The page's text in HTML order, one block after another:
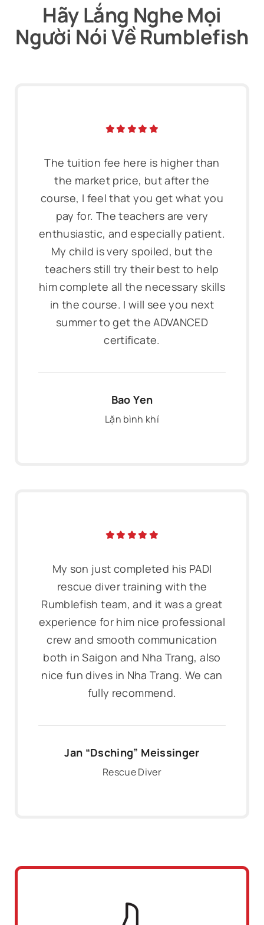
Hãy Lắng Nghe Mọi
Người Nói Về Rumblefish
The tuition fee here is higher than
the market price, but after the
course, I feel that you get what you
pay for. The teachers are very
enthusiastic, and especially patient.
My child is very spoiled, but the
teachers still try their best to help
him complete all the necessary skills
in the course. I will see you next
summer to get the ADVANCED
certificate.
Bao Yen
Lặn bình khí
My son just completed his PADI
rescue diver training with the
Rumblefish team, and it was a great
experience for him nice professional
crew and smooth communication
both in Saigon and Nha Trang, also
nice fun dives in Nha Trang. We can
fully recommend.
Jan “Dsching” Meissinger
Rescue Diver